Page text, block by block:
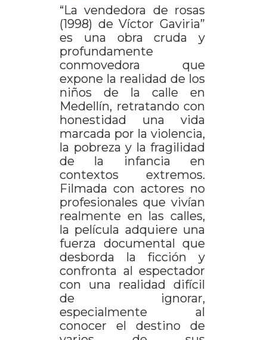
“La vendedora de rosas
(1998) de Víctor Gaviria”
es una obra cruda y
profundamente
conmovedora que
expone la realidad de los
niños de la calle en
Medellín, retratando con
honestidad una vida
marcada por la violencia,
la pobreza y la fragilidad
de la infancia en
contextos extremos.
Filmada con actores no
profesionales que vivían
realmente en las calles,
la película adquiere una
fuerza documental que
desborda la ficción y
confronta al espectador
con una realidad difícil
de ignorar,
especialmente al
conocer el destino de